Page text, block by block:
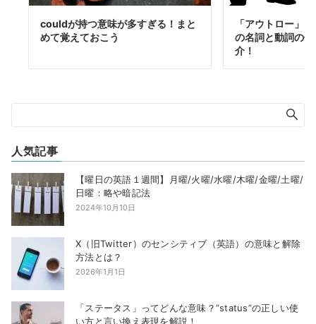
couldが持つ意味が多すぎる！まと
めて覚えておこう
「アウトロー」
の名詞と動詞の
介！
人気記事
【曜日の英語１週間】月曜/火曜/水曜/木曜/金曜/土曜/
日曜：略や暗記法
2024年10月10日
X（旧Twitter）のセンシティブ（英語）の意味と解除
方法とは？
2026年1月1日
「ステータス」ってどんな意味？”status”の正しい使
い方と言い換え表現を解説！